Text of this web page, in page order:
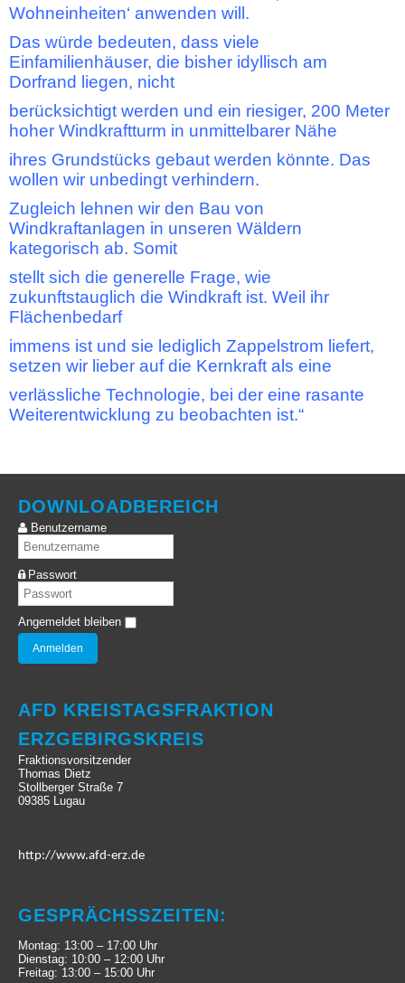
Wohneinheiten‘ anwenden will.
Das würde bedeuten, dass viele
Einfamilienhäuser, die bisher idyllisch am
Dorfrand liegen, nicht
berücksichtigt werden und ein riesiger, 200 Meter
hoher Windkraftturm in unmittelbarer Nähe
ihres Grundstücks gebaut werden könnte. Das
wollen wir unbedingt verhindern.
Zugleich lehnen wir den Bau von
Windkraftanlagen in unseren Wäldern
kategorisch ab. Somit
stellt sich die generelle Frage, wie
zukunftstauglich die Windkraft ist. Weil ihr
Flächenbedarf
immens ist und sie lediglich Zappelstrom liefert,
setzen wir lieber auf die Kernkraft als eine
verlässliche Technologie, bei der eine rasante
Weiterentwicklung zu beobachten ist.“
DOWNLOADBEREICH
Benutzername
Passwort
Angemeldet bleiben
AFD KREISTAGSFRAKTION
ERZGEBIRGSKREIS
Fraktionsvorsitzender
Thomas Dietz
Stollberger Straße 7
09385 Lugau
http://www.afd-erz.de
GESPRÄCHSSZEITEN:
Montag: 13:00 – 17:00 Uhr
Dienstag: 10:00 – 12:00 Uhr
Freitag: 13:00 – 15:00 Uhr